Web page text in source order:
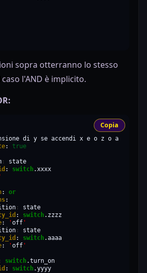
sopra otterranno lo stesso
l'AND è implicito.
Copia
di y se accendi x e o z o a
:
true
:
: switch
'
:
or
:
: switch
: 'off '
:
: switch
: 'off '
switch
: switch.yyyy